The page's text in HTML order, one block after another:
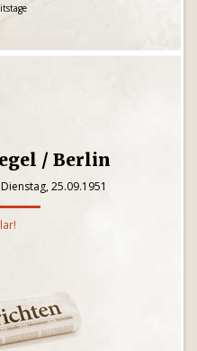
/ Berlin
25.09.1951